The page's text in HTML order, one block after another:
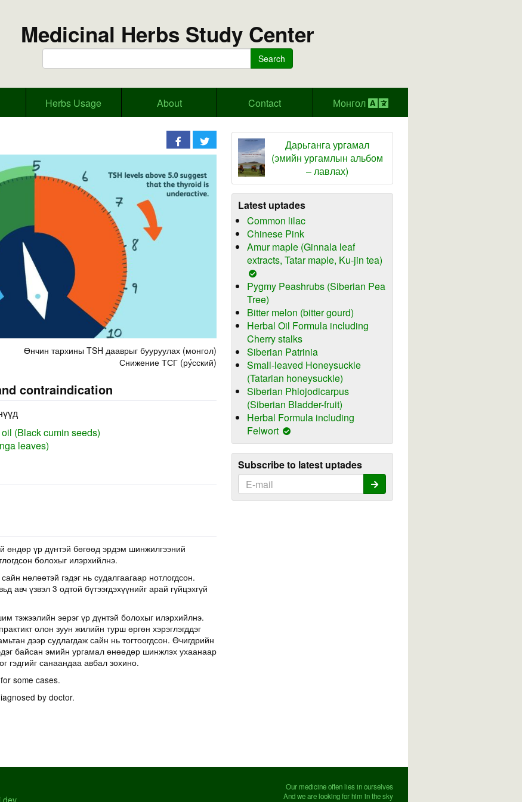
Medicinal Herbs Study Center
Search
Herbs Usage About Contact Монгол
Өнчин тархины TSH дааврыг бууруулах (монгол)
Снижение ТСГ (ру́сский)
contraindication
(Black cumin seeds)
leaves)
өндөр үр дүнтэй бөгөөд эрдэм шинжилгээний
болохыг илэрхийлнэ.
нөлөөтэй гэдэг нь судалгаагаар нотлогдсон.
авч үзвэл 3 одтой бүтээгдэхүүнийг арай гүйцэхгүй
тэжээлийн эерэг үр дүнтэй болохыг илэрхийлнэ.
олон зуун жилийн турш өргөн хэрэглэгддэг
дээр судлагдаж сайн нь тогтоогдсон. Өчигдрийн
байсан эмийн ургамал өнөөдөр шинжлэх ухаанаар
гэдгийг санаандаа авбал зохино.
some cases.
by doctor.
Дарьганга ургамал
(эмийн ургамлын альбом
– лавлах)
Latest uptades
Common lilac
Chinese Pink
Amur maple (Ginnala leaf
extracts, Tatar maple, Ku-jin tea)
Pygmy Peashrubs (Siberian Pea
Tree)
Bitter melon (bitter gourd)
Herbal Oil Formula including
Cherry stalks
Siberian Patrinia
Small-leaved Honeysuckle
(Tatarian honeysuckle)
Siberian Phlojodicarpus
(Siberian Bladder-fruit)
Herbal Formula including
Felwort
Subscribe to latest uptades
Our medicine often lies in ourselves
And we are looking for him in the sky